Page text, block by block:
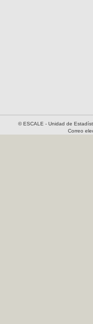
© ESCALE - Unidad de
Correo